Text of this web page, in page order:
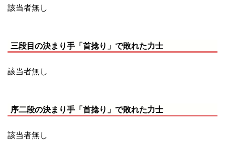
該当者無し
三段目の決まり手「首捻り」で敗れた力士
該当者無し
序二段の決まり手「首捻り」で敗れた力士
該当者無し